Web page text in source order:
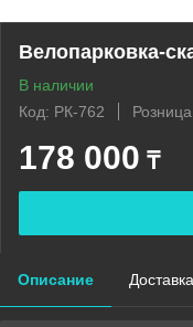
Велопарковка-
В наличии
Код: РК-762
Розница
178 000 ₸
Описание Доставка